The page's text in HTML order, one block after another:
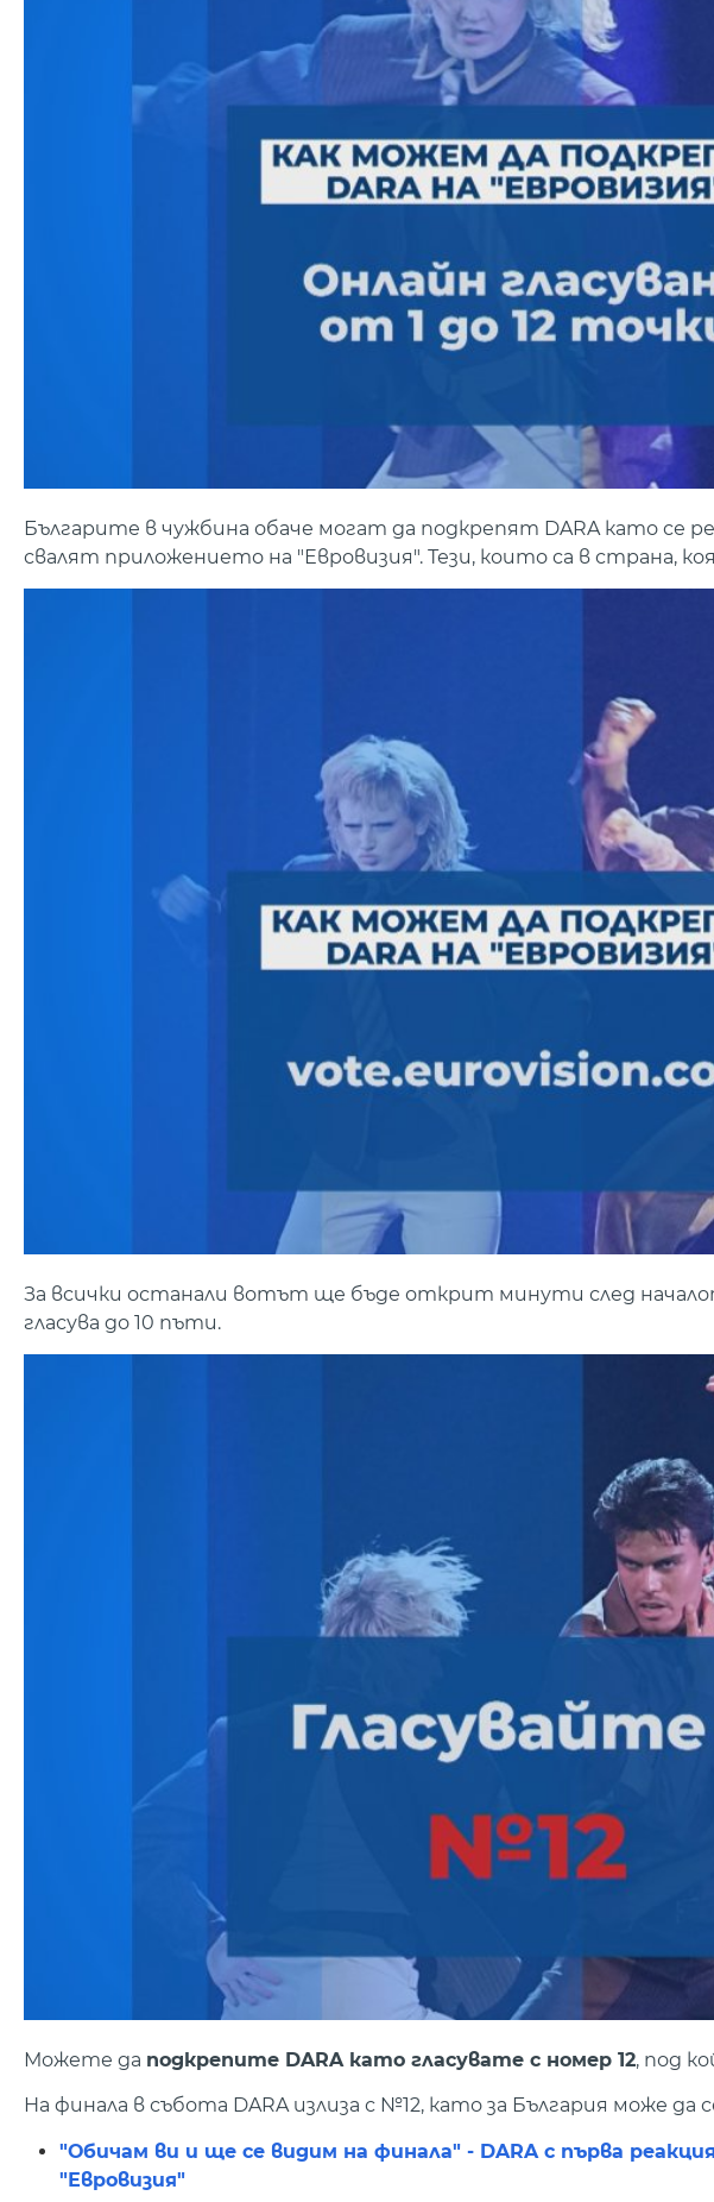
Българите в чужбина обаче могат да подкрепят DARA като се
свалят приложението на "Евровизия". Тези, които са в страна,
За всички останали вотът ще бъде открит минути след
гласува до 10 пъти.
Можете да подкрепите DARA като гласувате с номер 12, под
На финала в събота DARA излиза с №12, като за България може да
"Обичам ви и ще се видим на финала" - DARA с първа
"Евровизия"